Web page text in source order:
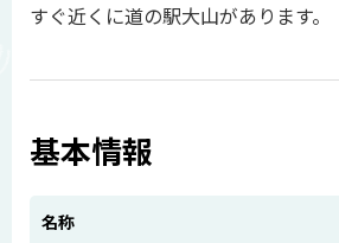
すぐ近くに道の駅大山があります。
基本情報
名称